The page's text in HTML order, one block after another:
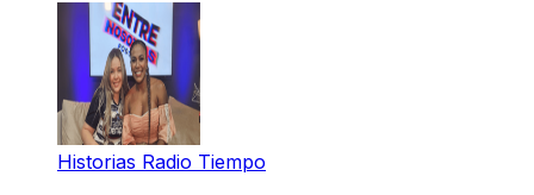
Historias Radio Tiempo